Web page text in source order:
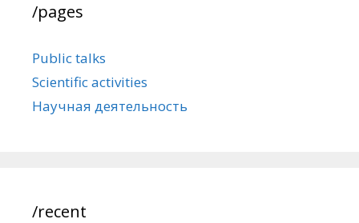
/pages
Public talks
Scientific activities
Научная деятельность
/recent